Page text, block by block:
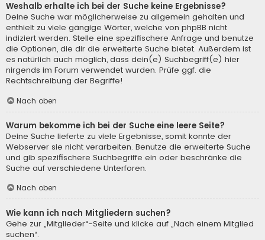
Weshalb erhalte ich bei der Suche keine Ergebnisse?
Deine Suche war möglicherweise zu allgemein gehalten und
enthielt zu viele gängige Wörter, welche von phpBB nicht
indiziert werden. Stelle eine spezifischere Anfrage und benutze
die Optionen, die dir die erweiterte Suche bietet. Außerdem ist
es natürlich auch möglich, dass dein(e) Suchbegriff(e) hier
nirgends im Forum verwendet wurden. Prüfe ggf. die
Rechtschreibung der Begriffe!
Nach oben
Warum bekomme ich bei der Suche eine leere Seite?
Deine Suche lieferte zu viele Ergebnisse, somit konnte der
Webserver sie nicht verarbeiten. Benutze die erweiterte Suche
und gib spezifischere Suchbegriffe ein oder beschränke die
Suche auf verschiedene Unterforen.
Nach oben
Wie kann ich nach Mitgliedern suchen?
Gehe zur „Mitglieder“-Seite und klicke auf „Nach einem Mitglied
suchen“.